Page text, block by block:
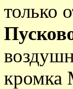
только
кромка